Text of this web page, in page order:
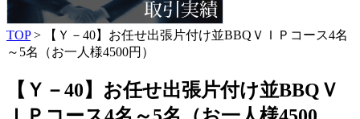
TOP> 【Ｙ－40】お任せ出張片付け並BBQＶＩＰコース4名
～5名（お一人様4500円）
【Ｙ－40】お任せ出張片付け並BBQＶ